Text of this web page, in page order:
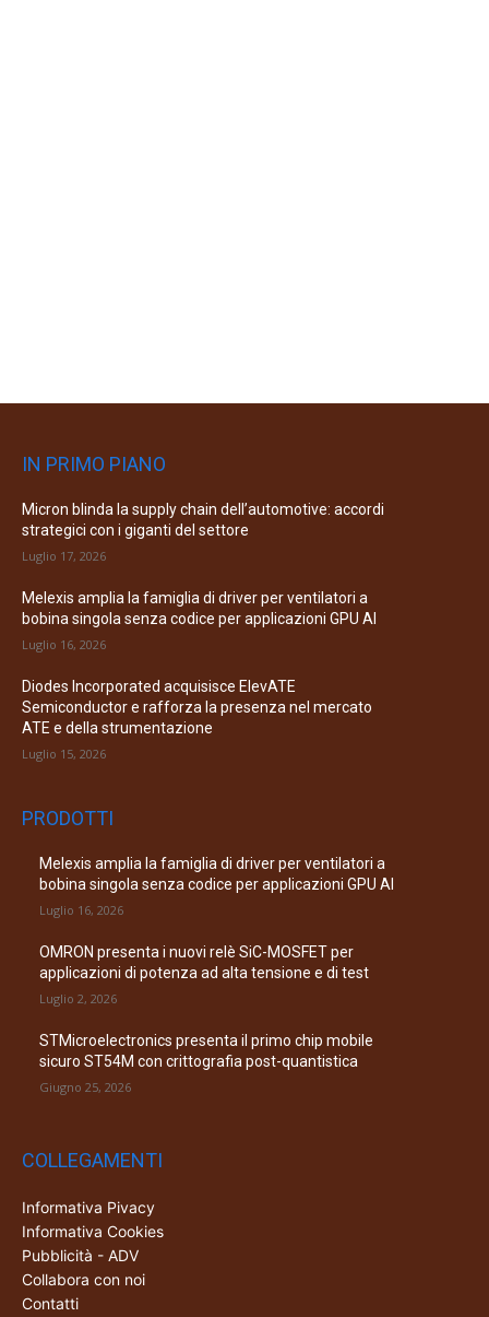
IN PRIMO PIANO
Micron blinda la supply chain dell’automotive: accordi
strategici con i giganti del settore
Luglio 17, 2026
Melexis amplia la famiglia di driver per ventilatori a
bobina singola senza codice per applicazioni GPU AI
Luglio 16, 2026
Diodes Incorporated acquisisce ElevATE
Semiconductor e rafforza la presenza nel mercato
ATE e della strumentazione
Luglio 15, 2026
PRODOTTI
Melexis amplia la famiglia di driver per ventilatori a
bobina singola senza codice per applicazioni GPU AI
Luglio 16, 2026
OMRON presenta i nuovi relè SiC-MOSFET per
applicazioni di potenza ad alta tensione e di test
Luglio 2, 2026
STMicroelectronics presenta il primo chip mobile
sicuro ST54M con crittografia post-quantistica
Giugno 25, 2026
COLLEGAMENTI
Informativa Pivacy
Informativa Cookies
Pubblicità - ADV
Collabora con noi
Contatti